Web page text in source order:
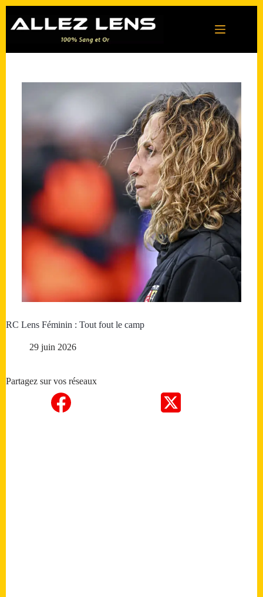
contenu
RC Lens Féminin : Tout fout le camp
29 juin 2026
Partagez sur vos réseaux